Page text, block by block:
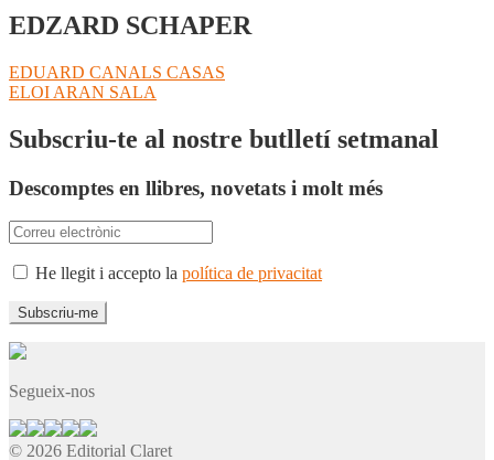
EDZARD SCHAPER
Navegació
d'entrades
Entrada
anterior:
EDUARD CANALS CASAS
Pròxima
ELOI ARAN SALA
Subscriu-te al nostre butlletí setmanal
Descomptes en llibres, novetats i molt més
He llegit i accepto la política de privacitat
Segueix-nos
© 2026 Editorial Claret